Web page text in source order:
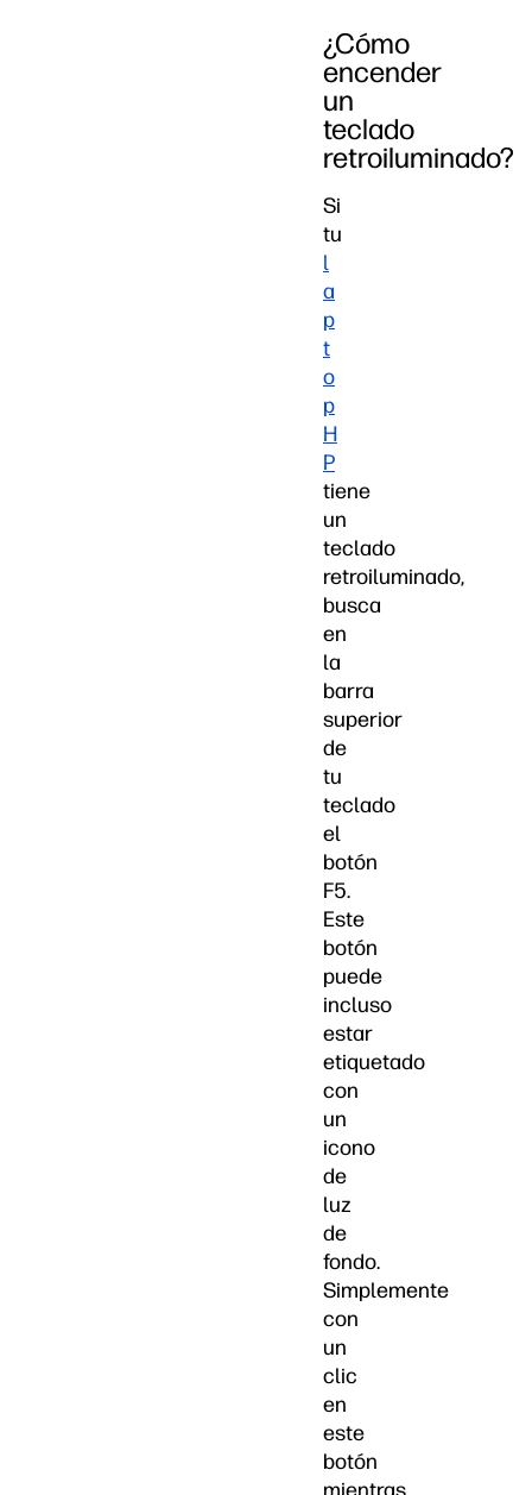
¿Cómo
encender
un
teclado
retroiluminado?
Si
tu
l
a
p
t
o
p
H
P
tiene
un
teclado
retroiluminado,
busca
en
la
barra
superior
de
tu
teclado
el
botón
F5.
Este
botón
puede
incluso
estar
etiquetado
con
un
icono
de
luz
de
fondo.
Simplemente
con
un
clic
en
este
botón